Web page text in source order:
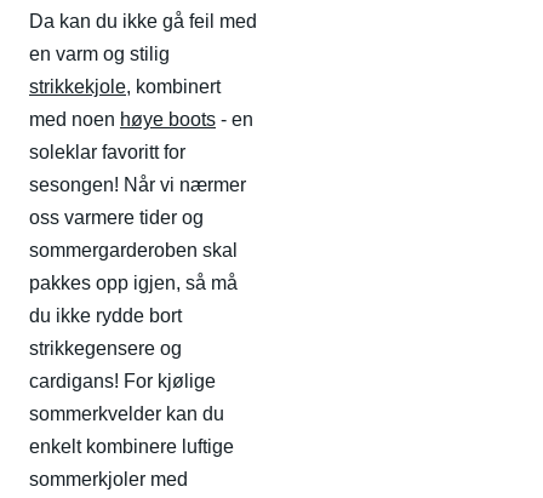
Da kan du ikke gå feil med
en varm og stilig
strikkekjole, kombinert
med noen høye boots - en
soleklar favoritt for
sesongen! Når vi nærmer
oss varmere tider og
sommergarderoben skal
pakkes opp igjen, så må
du ikke rydde bort
strikkegensere og
cardigans! For kjølige
sommerkvelder kan du
enkelt kombinere luftige
sommerkjoler med